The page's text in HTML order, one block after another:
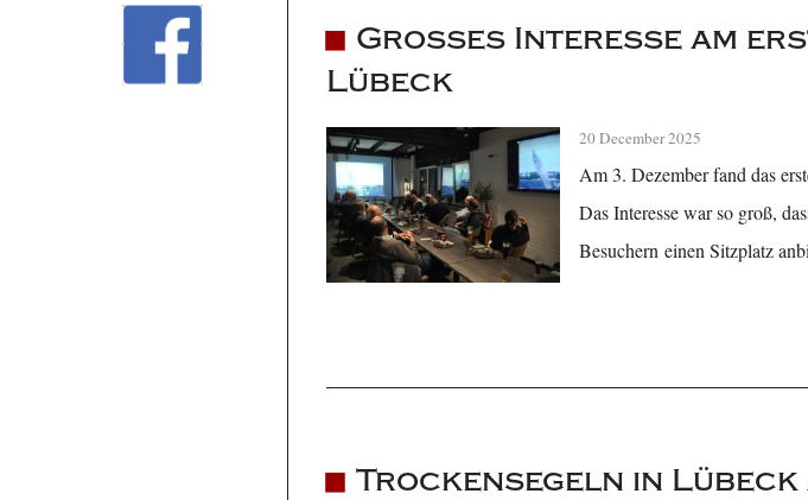
Großes Interesse am
Lübeck
20 December 2025
Am 3. Dezember fand das
Das Interesse war so groß,
Besuchern einen Sitzplatz
Trockensegeln in Lübeck